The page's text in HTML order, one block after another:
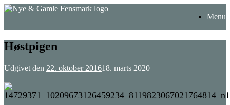
Gå
Menu
Høstpigen
Udgivet den 22. oktober 201618. marts 2020